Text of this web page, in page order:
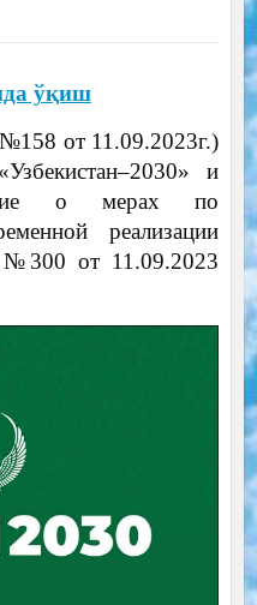
ўқиш
от 11.09.2023г.)
и
о мерах по
реализации
от 11.09.2023